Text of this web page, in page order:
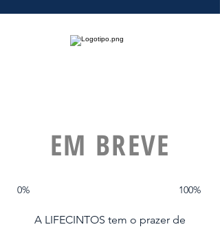
EM BREVE
0% 100%
A LIFECINTOS tem o prazer de